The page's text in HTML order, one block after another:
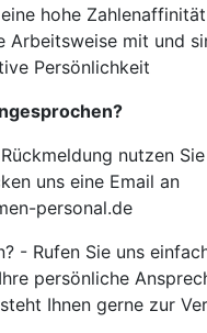
hohe
Arbeitsweise mit und
Persönlichkeit
nutzen
uns eine Email an
personal.de
- Rufen Sie uns
persönliche
Ihnen gerne zur